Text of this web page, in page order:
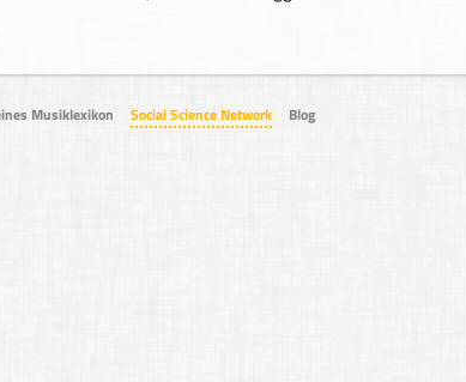
Musiklexikon Social Science Network Blog